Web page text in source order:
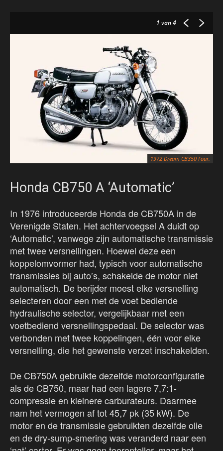
1 van 4
1972 Dream CB350 Four.
Honda CB750 A ‘Automatic’
In 1976 introduceerde Honda de CB750A in de
Verenigde Staten. Het achtervoegsel A duidt op
‘Automatic’, vanwege zijn automatische transmissie
met twee versnellingen. Hoewel deze een
koppelomvormer had, typisch voor automatische
transmissies bij auto’s, schakelde de motor niet
automatisch. De berijder moest elke versnelling
selecteren door een met de voet bediende
hydraulische selector, vergelijkbaar met een
voetbediend versnellingspedaal. De selector was
verbonden met twee koppelingen, één voor elke
versnelling, die het gewenste verzet inschakelden.
De CB750A gebruikte dezelfde motorconfiguratie
als de CB750, maar had een lagere 7,7:1-
compressie en kleinere carburateurs. Daarmee
nam het vermogen af tot 45,7 pk (35 kW). De
motor en de transmissie gebruikten dezelfde olie
en de dry-sump-smering was veranderd naar een